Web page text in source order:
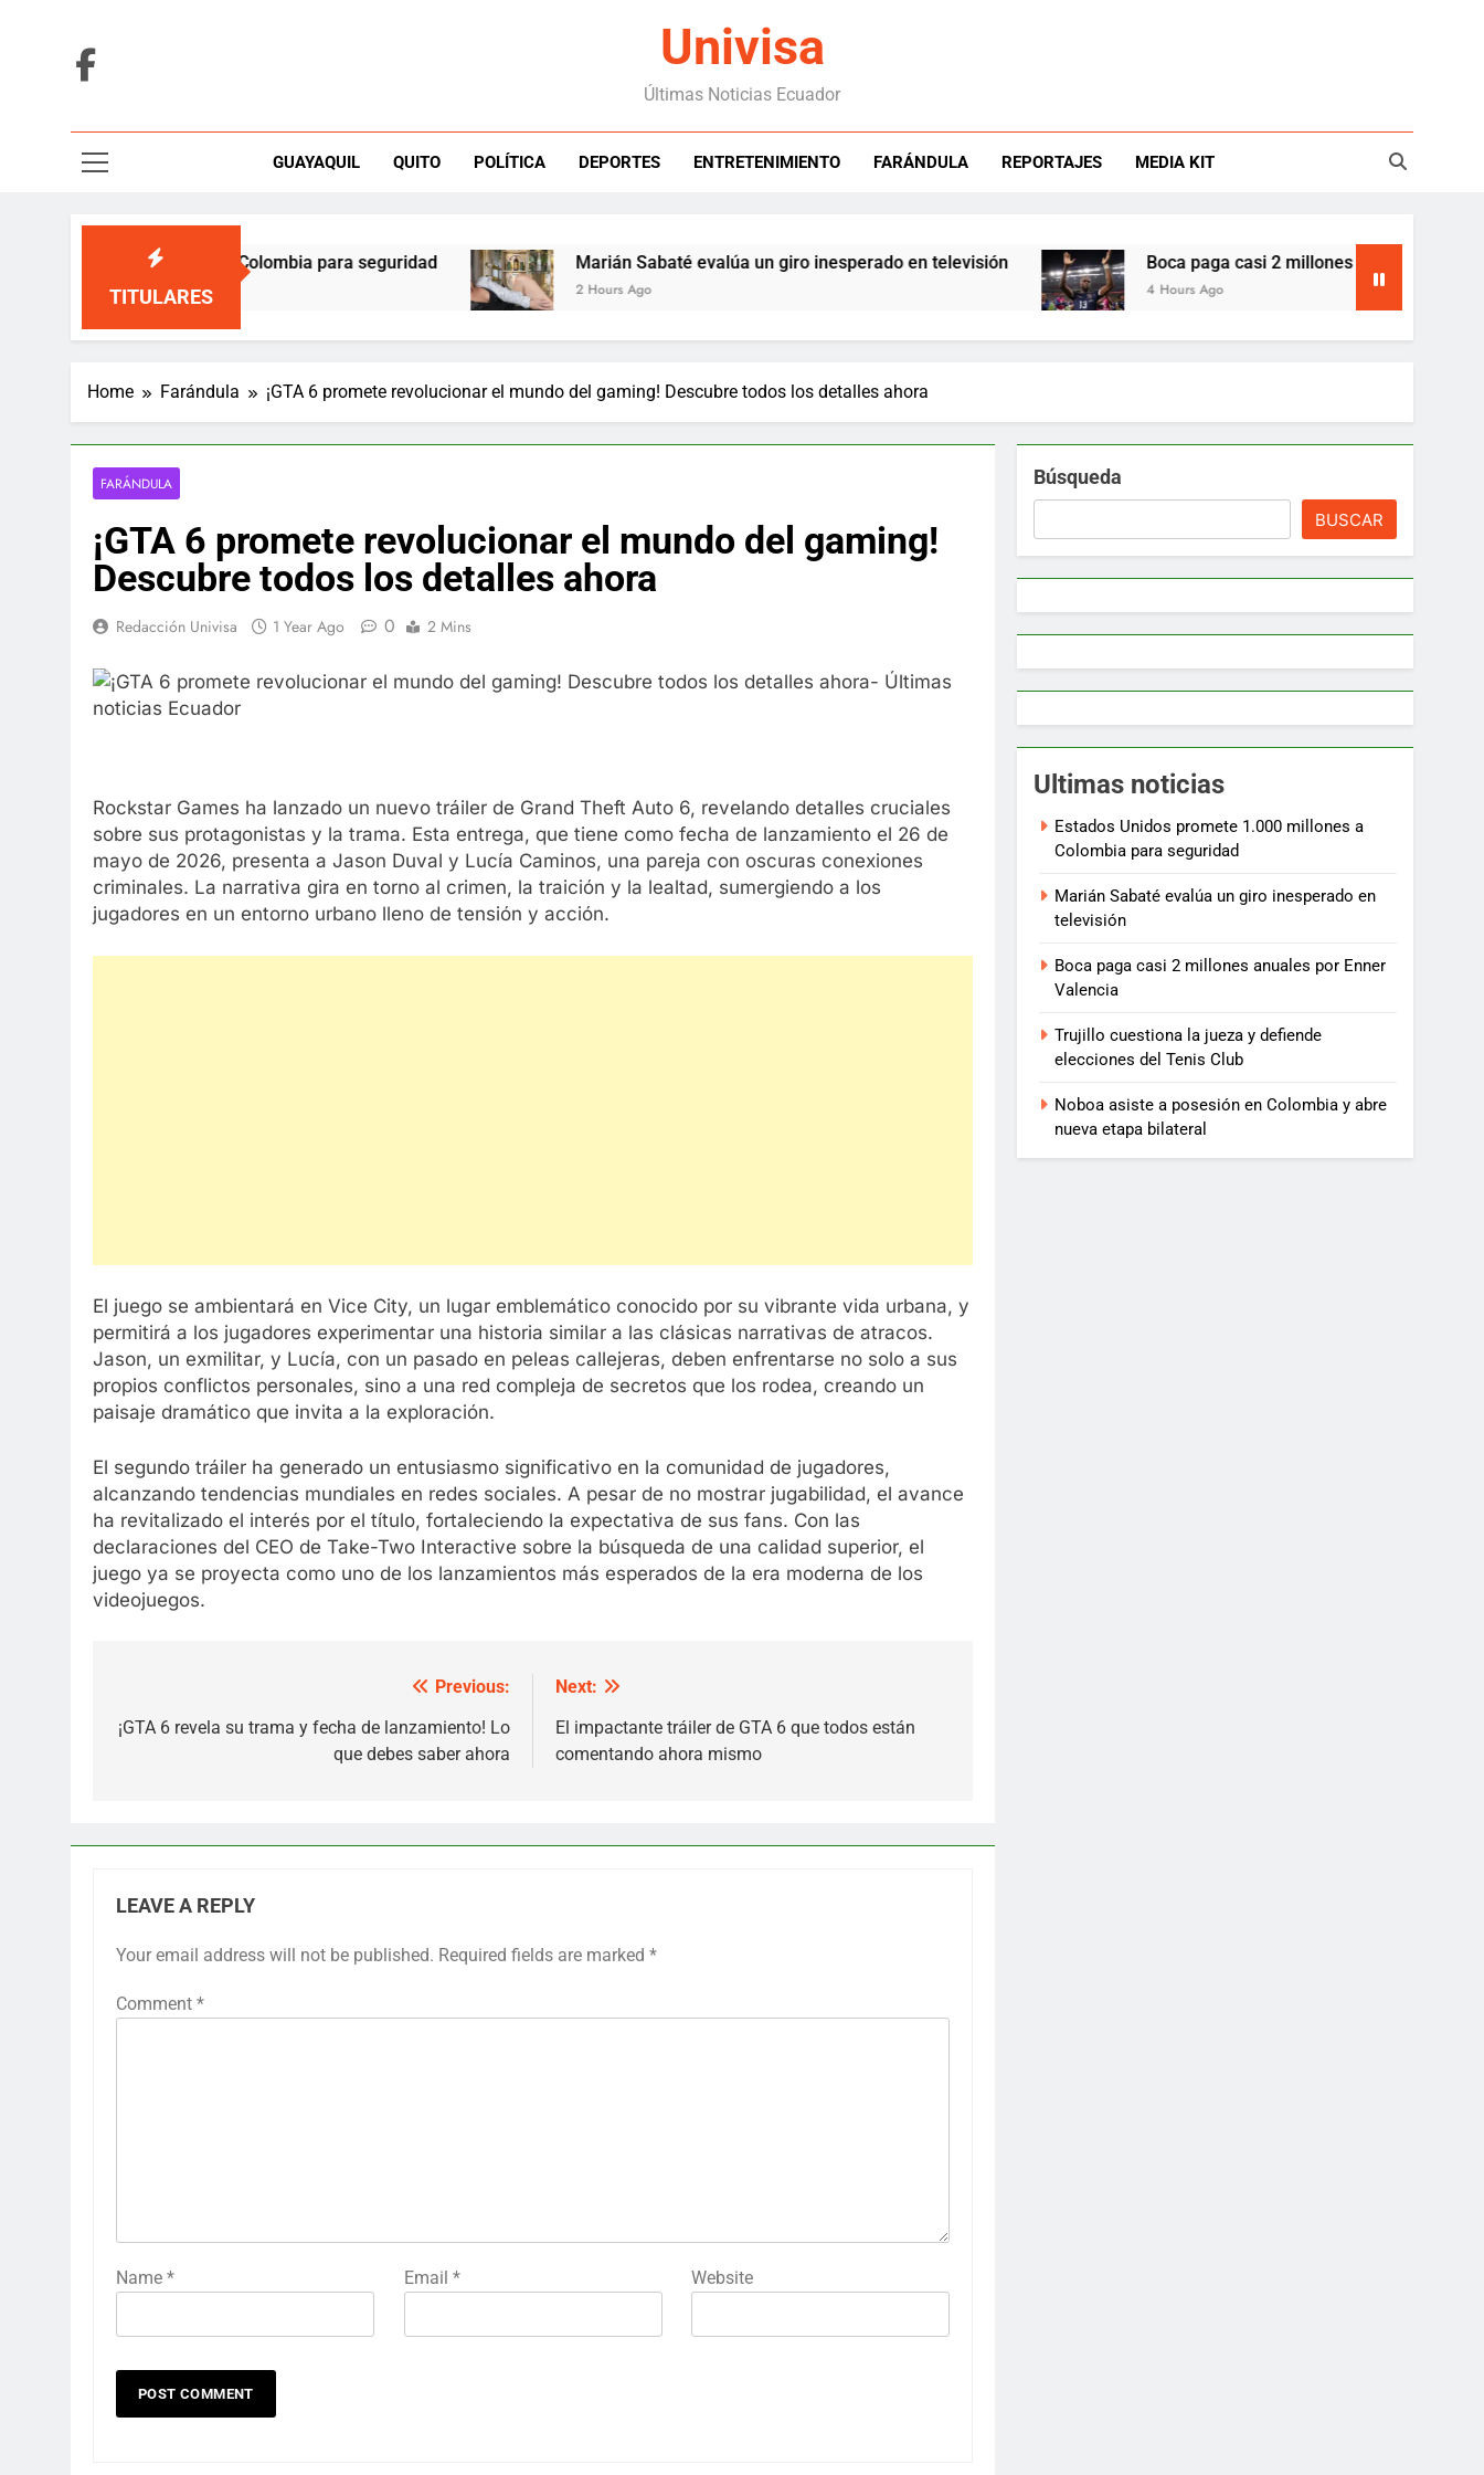
Univisa
Últimas Noticias Ecuador
GUAYAQUIL QUITO POLÍTICA DEPORTES ENTRETENIMIENTO FARÁNDULA REPORTAJES MEDIA KIT
TITULARES
1.000 millones a Colombia para seguridad Marián Sabaté evalúa un giro inesperado en televisión
2 Hours Ago
Boca paga casi 2 millones anuales por Enner
4 Hours Ago
Home Farándula ¡GTA 6 promete revolucionar el mundo del gaming! Descubre todos los detalles ahora
FARÁNDULA
¡GTA 6 promete revolucionar el mundo del gaming!
Descubre todos los detalles ahora
Redacción Univisa 1 Year Ago 0 2 Mins
Rockstar Games ha lanzado un nuevo tráiler de Grand Theft Auto 6, revelando detalles cruciales
sobre sus protagonistas y la trama. Esta entrega, que tiene como fecha de lanzamiento el 26 de
mayo de 2026, presenta a Jason Duval y Lucía Caminos, una pareja con oscuras conexiones
criminales. La narrativa gira en torno al crimen, la traición y la lealtad, sumergiendo a los
jugadores en un entorno urbano lleno de tensión y acción.
El juego se ambientará en Vice City, un lugar emblemático conocido por su vibrante vida urbana, y
permitirá a los jugadores experimentar una historia similar a las clásicas narrativas de atracos.
Jason, un exmilitar, y Lucía, con un pasado en peleas callejeras, deben enfrentarse no solo a sus
propios conflictos personales, sino a una red compleja de secretos que los rodea, creando un
paisaje dramático que invita a la exploración.
El segundo tráiler ha generado un entusiasmo significativo en la comunidad de jugadores,
alcanzando tendencias mundiales en redes sociales. A pesar de no mostrar jugabilidad, el avance
ha revitalizado el interés por el título, fortaleciendo la expectativa de sus fans. Con las
declaraciones del CEO de Take-Two Interactive sobre la búsqueda de una calidad superior, el
juego ya se proyecta como uno de los lanzamientos más esperados de la era moderna de los
videojuegos.
navigation
Previous:
¡GTA 6 revela su trama y fecha de lanzamiento! Lo
que debes saber ahora
Next:
El impactante tráiler de GTA 6 que todos están
comentando ahora mismo
LEAVE A REPLY
Your email address will not be published. Required fields are marked *
Comment *
Name * Email * Website
Búsqueda
BUSCAR
Ultimas noticias
Estados Unidos promete 1.000 millones a
Colombia para seguridad
Marián Sabaté evalúa un giro inesperado en
televisión
Boca paga casi 2 millones anuales por Enner
Valencia
Trujillo cuestiona la jueza y defiende
elecciones del Tenis Club
Noboa asiste a posesión en Colombia y abre
nueva etapa bilateral